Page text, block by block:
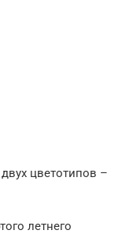
цветотипов –
летнего